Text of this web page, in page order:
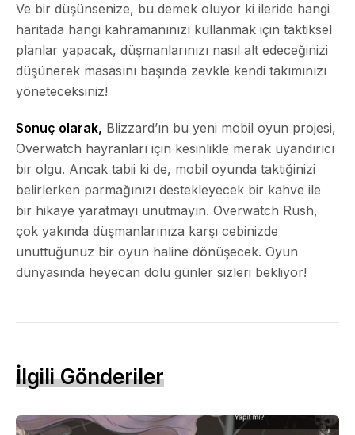
Ve bir düşünsenize, bu demek oluyor ki ileride hangi
haritada hangi kahramanınızı kullanmak için taktiksel
planlar yapacak, düşmanlarınızı nasıl alt edeceğinizi
düşünerek masasını başında zevkle kendi takımınızı
yöneteceksiniz!
Sonuç olarak, Blizzard’ın bu yeni mobil oyun projesi,
Overwatch hayranları için kesinlikle merak uyandırıcı
bir olgu. Ancak tabii ki de, mobil oyunda taktiğinizi
belirlerken parmağınızı destekleyecek bir kahve ile
bir hikaye yaratmayı unutmayın. Overwatch Rush,
çok yakında düşmanlarınıza karşı cebinizde
unuttuğunuz bir oyun haline dönüşecek. Oyun
dünyasında heyecan dolu günler sizleri bekliyor!
İlgili Gönderiler